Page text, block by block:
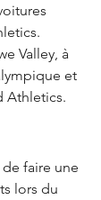
Valley, à
et
Athletics.
faire une
lors du